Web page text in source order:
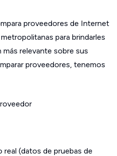
proveedores de Internet
para brindarles
relevante sobre sus
proveedores, tenemos
real (datos de pruebas de